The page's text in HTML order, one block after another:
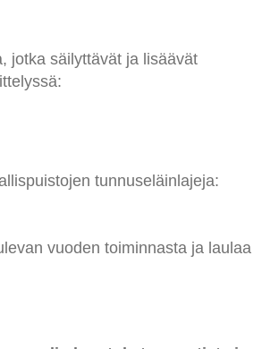
jotka säilyttävät ja lisäävät
tunnuseläinlajeja:
vuoden toiminnasta ja laulaa